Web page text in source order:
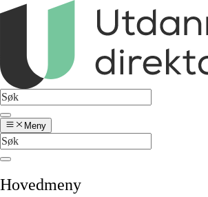
Meny
Hovedmeny